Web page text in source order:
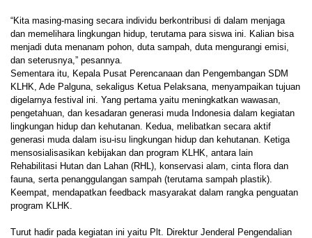
“Kita masing-masing secara individu berkontribusi di dalam menjaga
dan memelihara lingkungan hidup, terutama para siswa ini. Kalian bisa
menjadi duta menanam pohon, duta sampah, duta mengurangi emisi,
dan seterusnya,” pesannya.
Sementara itu, Kepala Pusat Perencanaan dan Pengembangan SDM
KLHK, Ade Palguna, sekaligus Ketua Pelaksana, menyampaikan tujuan
digelarnya festival ini. Yang pertama yaitu meningkatkan wawasan,
pengetahuan, dan kesadaran generasi muda Indonesia dalam kegiatan
lingkungan hidup dan kehutanan. Kedua, melibatkan secara aktif
generasi muda dalam isu-isu lingkungan hidup dan kehutanan. Ketiga
mensosialisasikan kebijakan dan program KLHK, antara lain
Rehabilitasi Hutan dan Lahan (RHL), konservasi alam, cinta flora dan
fauna, serta penanggulangan sampah (terutama sampah plastik).
Keempat, mendapatkan feedback masyarakat dalam rangka penguatan
program KLHK.
Turut hadir pada kegiatan ini yaitu Plt. Direktur Jenderal Pengendalian